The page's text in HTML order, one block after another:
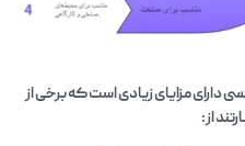
مزایای زیادی است که برخی از
از: